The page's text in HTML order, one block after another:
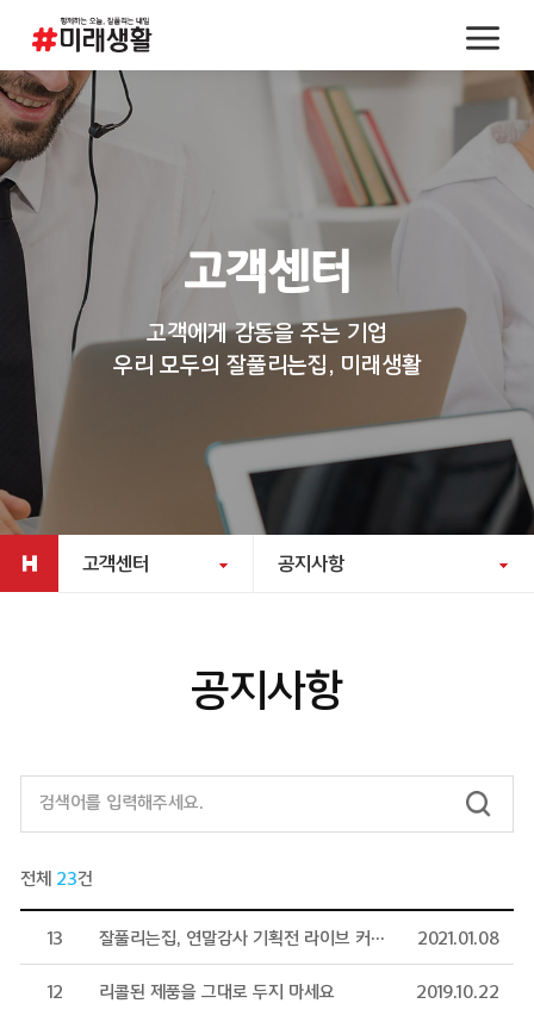
고객센터
고객에게 감동을 주는 기업
우리 모두의 잘풀리는집, 미래생활
고객센터 공지사항
공지사항
전체 23건
13 잘풀리는집, 연말감사 기획전 라이브 커머스진행 2021.01.08
12 리콜된 제품을 그대로 두지 마세요 2019.10.22